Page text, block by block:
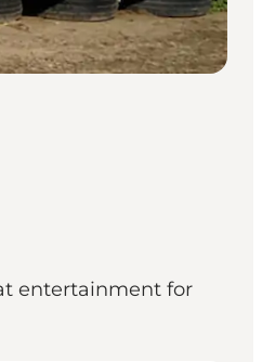
entertainment for